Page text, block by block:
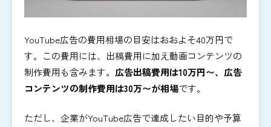
YouTube広告の費用相場の目安はおおよそ40万円で
す。この費用には、出稿費用に加え動画コンテンツの
制作費用も含みます。 広告出稿費用は10万円〜、広告
コンテンツの制作費用は30万〜が相場です。
ただし、企業がYouTube広告で達成したい目的や予算